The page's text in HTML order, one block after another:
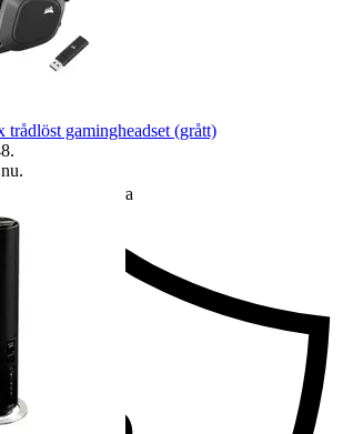
du inte får din vara
gamingheadset (grått)
.
.